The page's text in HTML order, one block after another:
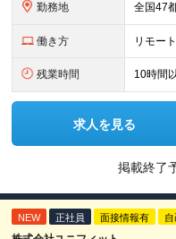
勤務地
働き方 リモー
残業時間 10時間
求人を見る
掲載終了
NEW 正社員 面接情報有